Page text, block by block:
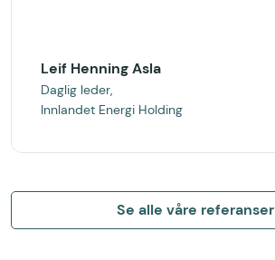
Leif Henning Asla
Daglig leder,
Innlandet Energi Holding
Se alle våre referanser